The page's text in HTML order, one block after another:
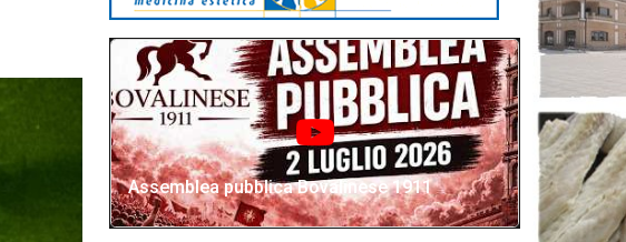
Assemblea pubblica Bovalinese 1911